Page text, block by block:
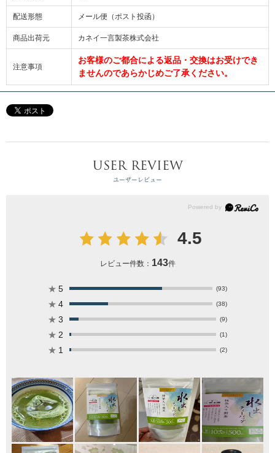
配送形態 メール便（ポスト投函）
商品出荷元 カネイ一言製茶株式会社
注意事項
お客様のご都合による返品・交換はお受けでき
ませんのであらかじめご了承ください。
USER REVIEW
ユーザーレビュー
4.5
レビュー件数： 143件
★ 5 (93)
★ 4 (38)
★ 3 (9)
★ 2 (1)
★ 1 (2)